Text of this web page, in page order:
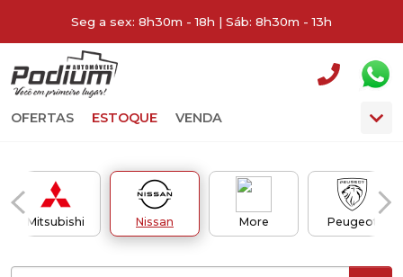
Seg a sex: 8h30m - 18h | Sáb: 8h30m - 13h
OFERTAS ESTOQUE VENDA
Mitsubishi Nissan More Peugeot